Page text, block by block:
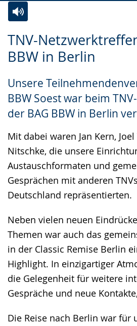
TNV-
BBW in Berlin
Unsere
BBW Soest war beim
der BAG BBW in Berlin
Mit dabei waren Jan Kern,
Nitschke, die unsere
Austauschformaten und
Gesprächen mit anderen
Deutschland repräsentierten.
Neben vielen neuen
Themen war auch das
in der Classic Remise Berlin
Highlight. In einzigartiger
die Gelegenheit für weitere
Gespräche und neue Kontakte,
Die Reise nach Berlin war für
Leichten
Sprache
Audio-
Unterstützung.
Video
in
Gebärdensprache
wird
angezeigt.